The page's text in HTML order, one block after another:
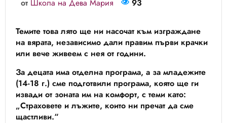
от Школа на Дева Мария 93
Темите това лято ще ни насочат към изграждане
на вярата, независимо дали правим първи крачки
или вече живеем с нея от години.
За децата има отделна програма, а за младежите
(14-18 г.) сме подготвили програма, която ще ги
извади от зоната им на комфорт, с теми като:
„Страховете и лъжите, които ни пречат да сме
щастливи.“